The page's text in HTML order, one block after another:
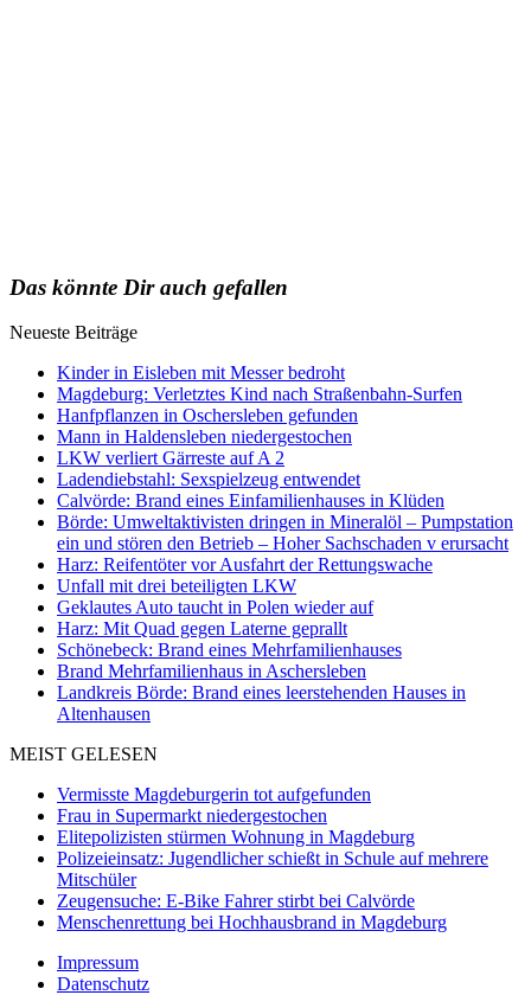
Das könnte Dir auch gefallen
Neueste Beiträge
Kinder in Eisleben mit Messer bedroht
Magdeburg: Verletztes Kind nach Straßenbahn-Surfen
Hanfpflanzen in Oschersleben gefunden
Mann in Haldensleben niedergestochen
LKW verliert Gärreste auf A 2
Ladendiebstahl: Sexspielzeug entwendet
Calvörde: Brand eines Einfamilienhauses in Klüden
Börde: Umweltaktivisten dringen in Mineralöl – Pumpstation
ein und stören den Betrieb – Hoher Sachschaden v erursacht
Harz: Reifentöter vor Ausfahrt der Rettungswache
Unfall mit drei beteiligten LKW
Geklautes Auto taucht in Polen wieder auf
Harz: Mit Quad gegen Laterne geprallt
Schönebeck: Brand eines Mehrfamilienhauses
Brand Mehrfamilienhaus in Aschersleben
Landkreis Börde: Brand eines leerstehenden Hauses in
Altenhausen
MEIST GELESEN
Vermisste Magdeburgerin tot aufgefunden
Frau in Supermarkt niedergestochen
Elitepolizisten stürmen Wohnung in Magdeburg
Polizeieinsatz: Jugendlicher schießt in Schule auf mehrere
Mitschüler
Zeugensuche: E-Bike Fahrer stirbt bei Calvörde
Menschenrettung bei Hochhausbrand in Magdeburg
Impressum
Datenschutz